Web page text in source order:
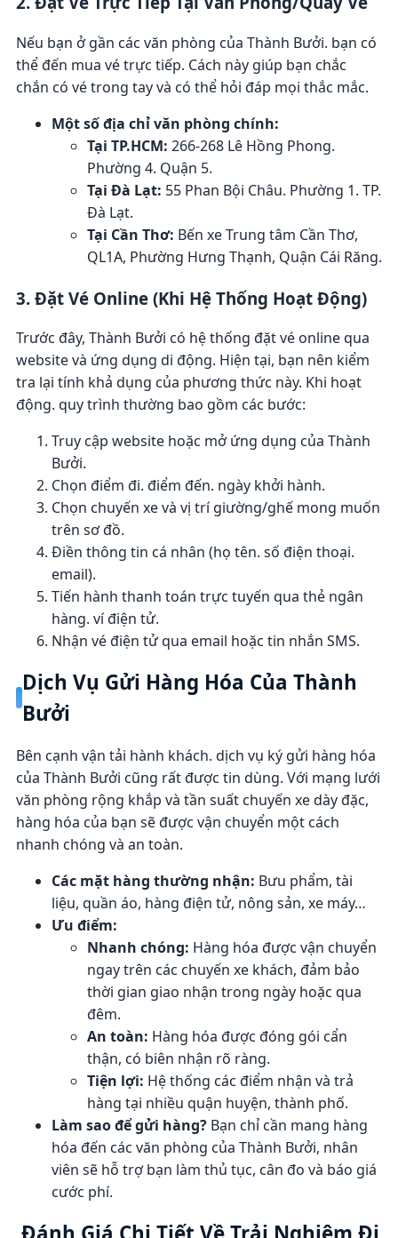
Nếu bạn ở gần các văn phòng của Thành Bưởi. bạn có
thể đến mua vé trực tiếp. Cách này giúp bạn chắc
chắn có vé trong tay và có thể hỏi đáp mọi thắc mắc.
Một số địa chỉ văn phòng chính:
Tại TP.HCM: 266-268 Lê Hồng Phong.
Phường 4. Quận 5.
Tại Đà Lạt: 55 Phan Bội Châu. Phường 1. TP.
Đà Lạt.
Tại Cần Thơ: Bến xe Trung tâm Cần Thơ,
QL1A, Phường Hưng Thạnh, Quận Cái Răng.
3. Đặt Vé Online (Khi Hệ Thống Hoạt Động)
Trước đây, Thành Bưởi có hệ thống đặt vé online qua
website và ứng dụng di động. Hiện tại, bạn nên kiểm
tra lại tính khả dụng của phương thức này. Khi hoạt
động. quy trình thường bao gồm các bước:
Truy cập website hoặc mở ứng dụng của Thành
Bưởi.
Chọn điểm đi. điểm đến. ngày khởi hành.
Chọn chuyến xe và vị trí giường/ghế mong muốn
trên sơ đồ.
Điền thông tin cá nhân (họ tên. số điện thoại.
email).
Tiến hành thanh toán trực tuyến qua thẻ ngân
hàng. ví điện tử.
Nhận vé điện tử qua email hoặc tin nhắn SMS.
Dịch Vụ Gửi Hàng Hóa Của Thành
Bưởi
Bên cạnh vận tải hành khách. dịch vụ ký gửi hàng hóa
của Thành Bưởi cũng rất được tin dùng. Với mạng lưới
văn phòng rộng khắp và tần suất chuyến xe dày đặc,
hàng hóa của bạn sẽ được vận chuyển một cách
nhanh chóng và an toàn.
Các mặt hàng thường nhận: Bưu phẩm, tài
liệu, quần áo, hàng điện tử, nông sản, xe máy…
Ưu điểm:
Nhanh chóng: Hàng hóa được vận chuyển
ngay trên các chuyến xe khách, đảm bảo
thời gian giao nhận trong ngày hoặc qua
đêm.
An toàn: Hàng hóa được đóng gói cẩn
thận, có biên nhận rõ ràng.
Tiện lợi: Hệ thống các điểm nhận và trả
hàng tại nhiều quận huyện, thành phố.
Làm sao để gửi hàng?Bạn chỉ cần mang hàng
hóa đến các văn phòng của Thành Bưởi, nhân
viên sẽ hỗ trợ bạn làm thủ tục, cân đo và báo giá
cước phí.